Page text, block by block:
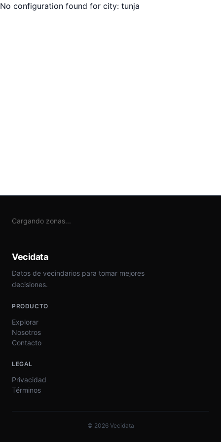
No configuration found for city: tunja
Cargando zonas...
Vecidata
Datos de vecindarios para tomar mejores
decisiones.
PRODUCTO
Explorar
Nosotros
Contacto
LEGAL
Privacidad
Términos
© 2026Vecidata